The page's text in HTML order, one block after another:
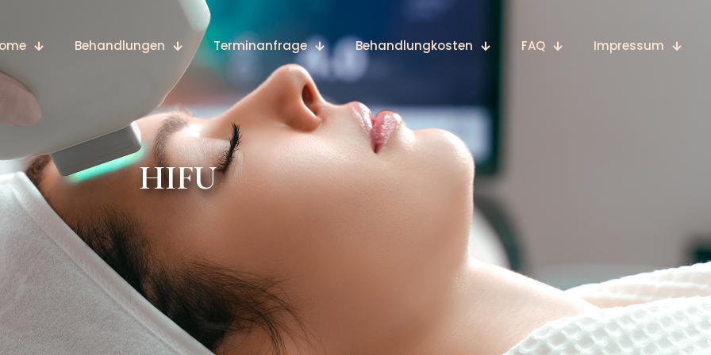
Behandlungen Terminanfrage Behandlungkosten FAQ Impressum
HIFU